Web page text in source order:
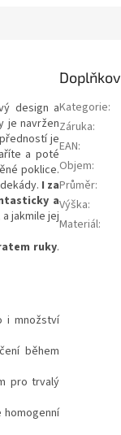
design a
je navržen
je
a poté
poklice.
I za
a
jakmile jej
ruky.
i množství
během
pro trvalý
homogenní
Kategorie:
Záruka:
EAN:
Objem:
Průměr:
Výška:
Materiál: